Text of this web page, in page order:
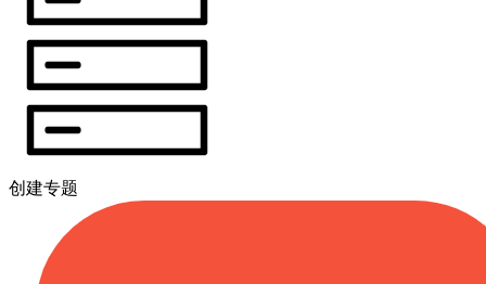
创建专题